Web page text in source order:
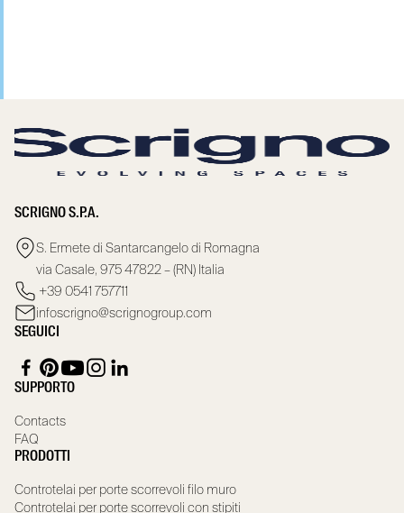
SCRIGNO S.P.A.
S. Ermete di Santarcangelo di Romagna
via Casale, 975 47822 – (RN) Italia
+39 0541 757711
infoscrigno@scrignogroup.com
SEGUICI
SUPPORTO
Contacts
FAQ
PRODOTTI
Controtelai per porte scorrevoli filo muro
Controtelai per porte scorrevoli con stipiti